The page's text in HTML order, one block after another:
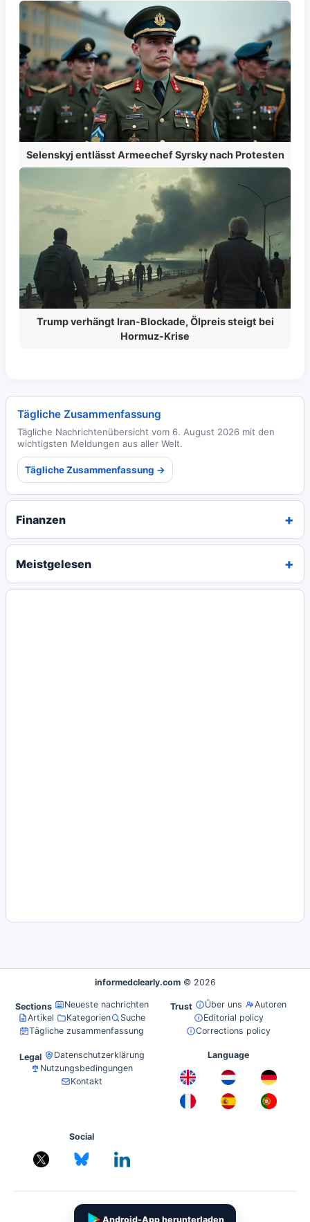
Selenskyj entlässt Armeechef Syrsky nach Protesten
Trump verhängt Iran-Blockade, Ölpreis steigt bei
Hormuz-Krise
Tägliche Zusammenfassung
Tägliche Nachrichtenübersicht vom 6. August 2026 mit den
wichtigsten Meldungen aus aller Welt.
Tägliche Zusammenfassung →
Finanzen
Meistgelesen
informedclearly.com © 2026
Sections
Neueste nachrichten
Artikel
Kategorien
Suche
Tägliche zusammenfassung
Trust Über uns
Autoren
Editorial policy
Corrections policy
Legal
Datenschutzerklärung
Nutzungsbedingungen
Kontakt
Language
Social
Android-App herunterladen